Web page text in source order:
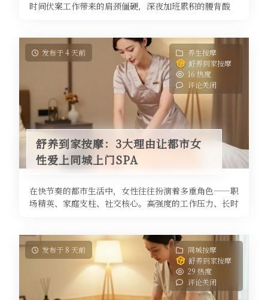
时间伏案工作带来的肩颈僵硬，深夜加班累积的腰背酸
发布于 4 天前
养生按摩
舒养到家按摩
16 热度
评论关闭
舒养到家按摩：3大理由让都市女
性爱上同城上门SPA
在快节奏的都市生活中，女性往往扮演着多重角色——职
场精英、家庭支柱、社交核心。高强度的工作压力、长时
发布于 8 天前
同城按摩
舒养到家按摩
29 热度
评论关闭